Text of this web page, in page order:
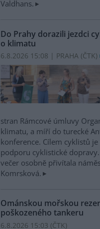
Valdhans.
Do Prahy dorazili jezdci
o klimatu
6.8.2026 15:08 | PRAHA (ČTK)
stran Rámcové úmluvy
klimatu, a míří do turecké
konference. Cílem cyklistů
podporu cyklistické
večer osobně přivítala
Komrsková.
Ománskou mořskou
poškozeného tankeru
6.8.2026 15:03 (ČTK)